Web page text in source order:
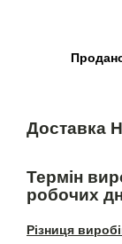
Доставка
Термін
робочих
Різниця